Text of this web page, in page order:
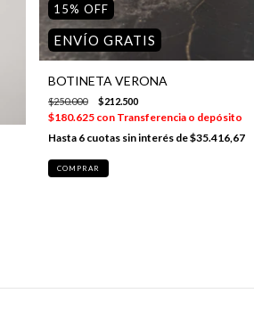
15% OFF
ENVÍO GRATIS
BOTINETA VERONA
$250.000 $212.500
$180.625 con Transferencia o depósito
6 cuotas sin interés de$35.416,67
COMPRAR